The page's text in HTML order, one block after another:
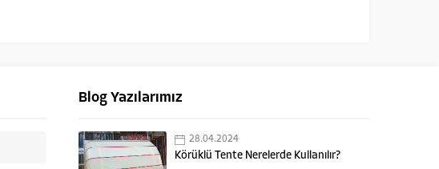
Blog Yazılarımız
28.04.2024
Körüklü Tente Nerelerde Kullanılır?